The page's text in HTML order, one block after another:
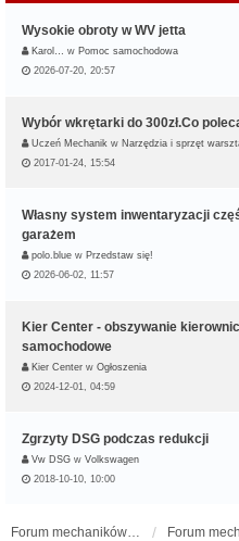
Wysokie obroty w WV jetta
Karol… w Pomoc samochodowa
2026-07-20, 20:57
Wybór wkrętarki do 300zł.Co
Uczeń Mechanik w Narzędzia i sprzęt
2017-01-24, 15:54
Własny system inwentaryzacji
garażem
polo.blue w Przedstaw się!
2026-06-02, 11:57
Kier Center - obszywanie
samochodowe
Kier Center w Ogłoszenia
2024-12-01, 04:59
Zgrzyty DSG podczas redukcji
Vw DSG w Volkswagen
2018-10-10, 10:00
Forum mechaników samochodowych - forum-mechaniczne.pl